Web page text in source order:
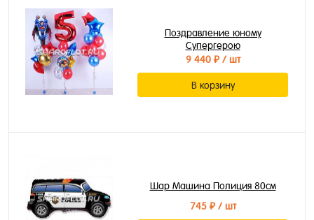
Поздравление юному
Супергерою
9 440 ₽/ шт
В корзину
Шар Машина Полиция 80см
745 ₽/ шт